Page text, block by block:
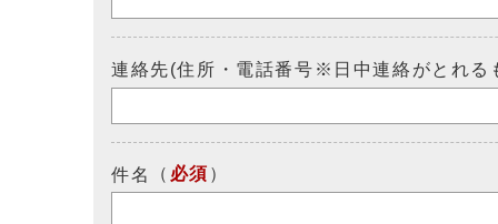
連絡先(住所・電話番号※日中連絡がとれる
件名 （ 必須 ）